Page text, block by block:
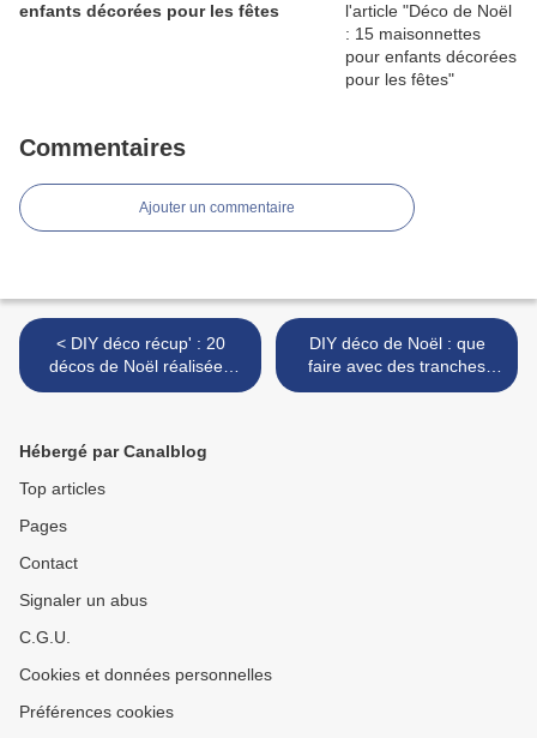
enfants décorées pour les fêtes
Commentaires
Ajouter un commentaire
< DIY déco récup' : 20
décos de Noël réalisées
avec des pages de vieux
DIY déco de Noël : que
faire avec des tranches
d'oranges séchées ? 15
Hébergé par Canalblog
Top articles
Pages
Contact
Signaler un abus
C.G.U.
Cookies et données personnelles
Préférences cookies